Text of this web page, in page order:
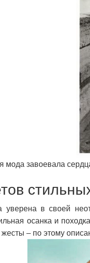
мода завоевала
уверена в своей
осанка и
– по этому